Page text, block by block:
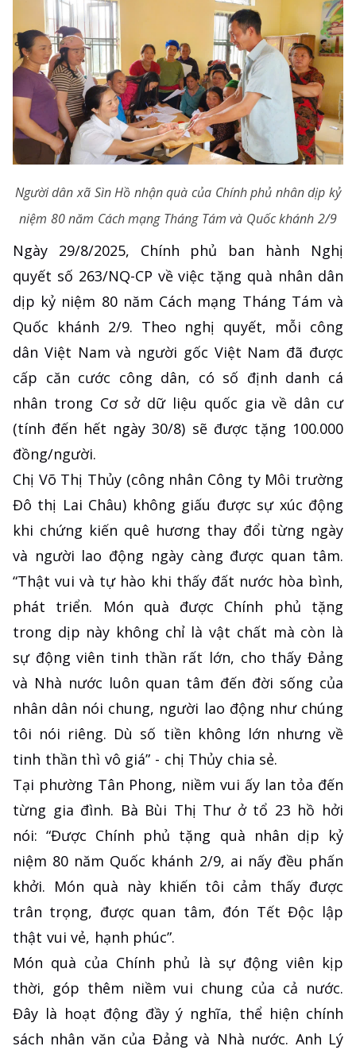
Người dân xã Sìn Hồ nhận quà của Chính phủ nhân dịp kỷ
niệm 80 năm Cách mạng Tháng Tám và Quốc khánh 2/9
Ngày 29/8/2025, Chính phủ ban hành Nghị
quyết số 263/NQ-CP về việc tặng quà nhân dân
dịp kỷ niệm 80 năm Cách mạng Tháng Tám và
Quốc khánh 2/9. Theo nghị quyết, mỗi công
dân Việt Nam và người gốc Việt Nam đã được
cấp căn cước công dân, có số định danh cá
nhân trong Cơ sở dữ liệu quốc gia về dân cư
(tính đến hết ngày 30/8) sẽ được tặng 100.000
đồng/người.
Chị Võ Thị Thủy (công nhân Công ty Môi trường
Đô thị Lai Châu) không giấu được sự xúc động
khi chứng kiến quê hương thay đổi từng ngày
và người lao động ngày càng được quan tâm.
“Thật vui và tự hào khi thấy đất nước hòa bình,
phát triển. Món quà được Chính phủ tặng
trong dịp này không chỉ là vật chất mà còn là
sự động viên tinh thần rất lớn, cho thấy Đảng
và Nhà nước luôn quan tâm đến đời sống của
nhân dân nói chung, người lao động như chúng
tôi nói riêng. Dù số tiền không lớn nhưng về
tinh thần thì vô giá” - chị Thủy chia sẻ.
Tại phường Tân Phong, niềm vui ấy lan tỏa đến
từng gia đình. Bà Bùi Thị Thư ở tổ 23 hồ hởi
nói: “Được Chính phủ tặng quà nhân dịp kỷ
niệm 80 năm Quốc khánh 2/9, ai nấy đều phấn
khởi. Món quà này khiến tôi cảm thấy được
trân trọng, được quan tâm, đón Tết Độc lập
thật vui vẻ, hạnh phúc”.
Món quà của Chính phủ là sự động viên kịp
thời, góp thêm niềm vui chung của cả nước.
Đây là hoạt động đầy ý nghĩa, thể hiện chính
sách nhân văn của Đảng và Nhà nước. Anh Lý